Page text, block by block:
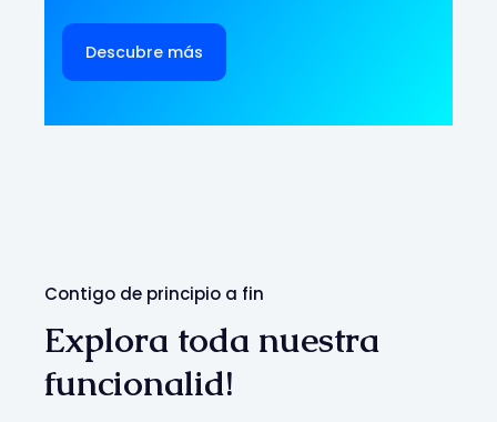
Descubre más
Contigo de principio a fin
Explora toda nuestra
funcionalid!